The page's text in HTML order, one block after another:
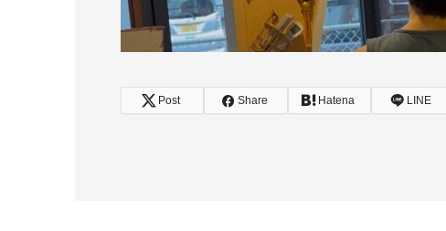
Post Share Hatena LINE